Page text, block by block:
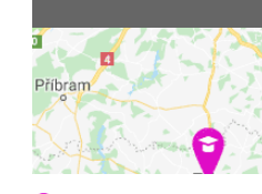
Praha 3
Praha 5
Praha 10
krajská města
Brno
Plzeň